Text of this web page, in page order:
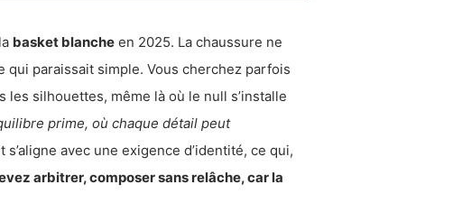
basket blanche en 2025. La chaussure ne
paraissait simple. Vous cherchez parfois
silhouettes, même là où le null s’installe
prime, où chaque détail peut
avec une exigence d’identité, ce qui,
arbitrer, composer sans relâche, car la